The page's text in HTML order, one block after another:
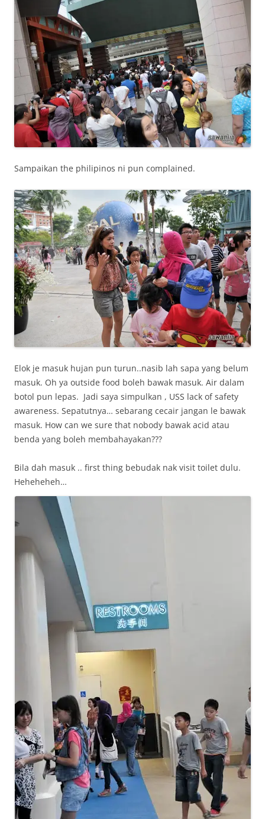
Sampaikan the philipinos ni pun complained.
Elok je masuk hujan pun turun..nasib lah sapa yang belum
masuk. Oh ya outside food boleh bawak masuk. Air dalam
botol pun lepas. Jadi saya simpulkan , USS lack of safety
awareness. Sepatutnya… sebarang cecair jangan le bawak
masuk. How can we sure that nobody bawak acid atau
benda yang boleh membahayakan???
Bila dah masuk .. first thing bebudak nak visit toilet dulu.
Heheheheh…